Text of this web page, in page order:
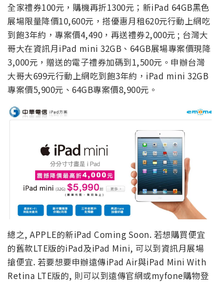
全家禮券100元，購機再折1300元；新iPad 64GB黑色
展場限量降價10,600元，搭優惠月租620元行動上網吃
到飽3年約，專案價4,490，再送禮券2,000元 ; 台灣大
哥大在資訊月iPad mini 32GB、64GB展場專案價現降
3,000元，贈送的電子禮券加碼到1,500元。申辦台灣
大哥大699元行動上網吃到飽3年約，iPad mini 32GB
專案價5,900元、64GB專案價8,900元。
總之, APPLE的新iPad Coming Soon. 若想購買便宜
的舊款LTE版的iPad及iPad Mini, 可以到資訊月展場
搶便宜. 若要想要申辦遠傳iPad Air與iPad Mini With
Retina LTE版的, 則可以到遠傳官網或myfone購物登